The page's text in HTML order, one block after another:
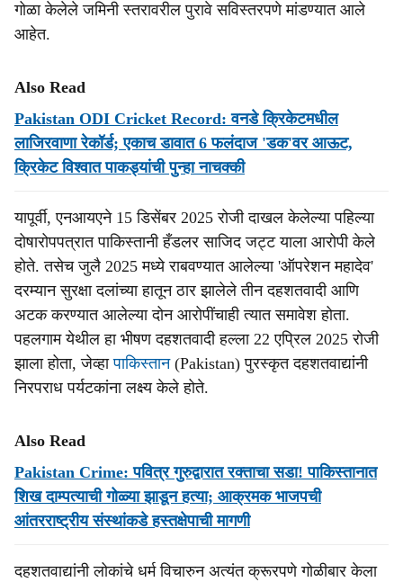
गोळा केलेले जमिनी स्तरावरील पुरावे सविस्तरपणे मांडण्यात आले
आहेत.
Also Read
Pakistan ODI Cricket Record: वनडे क्रिकेटमधील
लाजिरवाणा रेकॉर्ड; एकाच डावात 6 फलंदाज 'डक'वर आऊट,
क्रिकेट विश्वात पाकड्यांची पुन्हा नाचक्की
यापूर्वी, एनआयएने 15 डिसेंबर 2025 रोजी दाखल केलेल्या पहिल्या
दोषारोपपत्रात पाकिस्तानी हँडलर साजिद जट्ट याला आरोपी केले
होते. तसेच जुलै 2025 मध्ये राबवण्यात आलेल्या 'ऑपरेशन महादेव'
दरम्यान सुरक्षा दलांच्या हातून ठार झालेले तीन दहशतवादी आणि
अटक करण्यात आलेल्या दोन आरोपींचाही त्यात समावेश होता.
पहलगाम येथील हा भीषण दहशतवादी हल्ला 22 एप्रिल 2025 रोजी
झाला होता, जेव्हापाकिस्तान(Pakistan) पुरस्कृत दहशतवाद्यांनी
निरपराध पर्यटकांना लक्ष्य केले होते.
Also Read
Pakistan Crime: पवित्र गुरुद्वारात रक्ताचा सडा! पाकिस्तानात
शिख दाम्पत्याची गोळ्या झाडून हत्या; आक्रमक भाजपची
आंतरराष्ट्रीय संस्थांकडे हस्तक्षेपाची मागणी
दहशतवाद्यांनी लोकांचे धर्म विचारुन अत्यंत क्रूरपणे गोळीबार केला